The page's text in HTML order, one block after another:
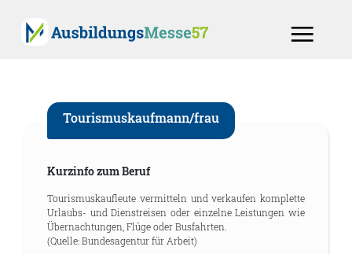
Tourismuskaufmann/frau
Kurzinfo zum Beruf
Tourismuskaufleute vermitteln und verkaufen komplette
Urlaubs- und Dienstreisen oder einzelne Leistungen wie
Übernachtungen, Flüge oder Busfahrten.
(Quelle: Bundesagentur für Arbeit)